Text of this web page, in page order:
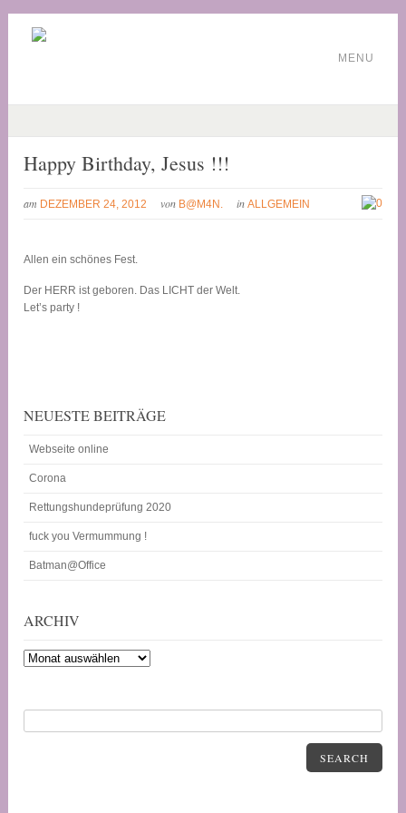
MENU
Happy Birthday, Jesus !!!
am DEZEMBER 24, 2012 von B@M4N. inALLGEMEIN 0
Allen ein schönes Fest.
Der HERR ist geboren. Das LICHT der Welt.
Let’s party !
NEUESTE BEITRÄGE
Webseite online
Corona
Rettungshundeprüfung 2020
fuck you Vermummung !
Batman@Office
ARCHIV
Archiv
SEARCH